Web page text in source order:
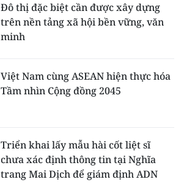
Đô thị đặc biệt cần được xây dựng
trên nền tảng xã hội bền vững, văn
minh
Việt Nam cùng ASEAN hiện thực hóa
Tầm nhìn Cộng đồng 2045
Triển khai lấy mẫu hài cốt liệt sĩ
chưa xác định thông tin tại Nghĩa
trang Mai Dịch để giám định ADN